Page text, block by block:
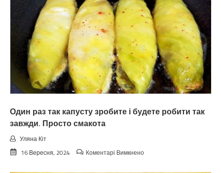
Один раз так капусту зробите і будете робити так
завжди. Просто смакота
Уляна Кіт
16 Вересня, 2024
Коментарі Вимкненодо